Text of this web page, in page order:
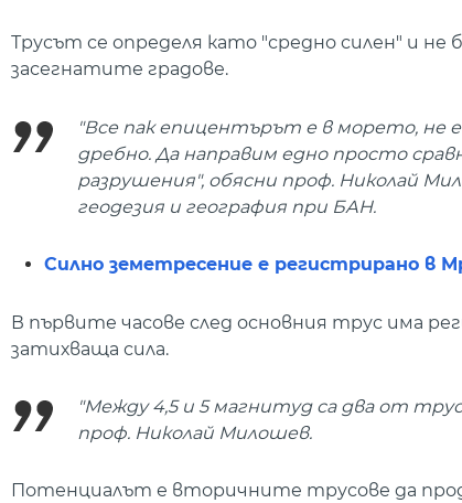
Трусът се определя като "средно силен" и
засегнатите градове.
"Все пак епицентърът е в морето, не
дребно. Да направим едно просто
разрушения", обясни проф. Николай
геодезия и география при БАН.
Силно земетресение е регистрирано в
В първите часове след основния трус има
затихваща сила.
"Между 4,5 и 5 магнитуд са два от
проф. Николай Милошев.
Потенциалът е вторичните трусове да